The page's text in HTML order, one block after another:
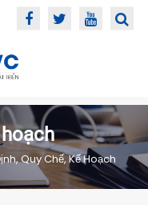
Quy Chế, Kế Hoạch